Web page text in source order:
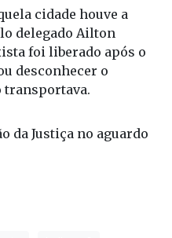
cidade houve a
delegado Ailton
foi liberado após o
desconhecer o
transportava.
da Justiça no aguardo